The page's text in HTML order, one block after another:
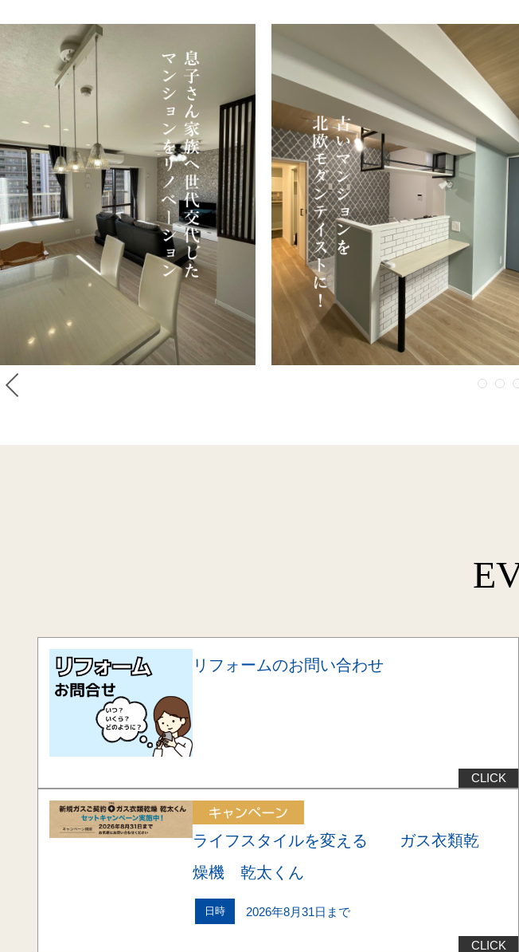
リフォームのお問い合わせ
ライフスタイルを変える ガス衣類乾
燥機 乾太くん
日時 2026年8月31日まで